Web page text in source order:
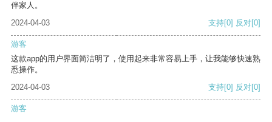
伴家人。
2024-04-03
支持[0] 反对[0]
游客
这款app的用户界面简洁明了，使用起来非常容易上手，让我能够快速熟
悉操作。
2024-04-03
支持[0] 反对[0]
游客